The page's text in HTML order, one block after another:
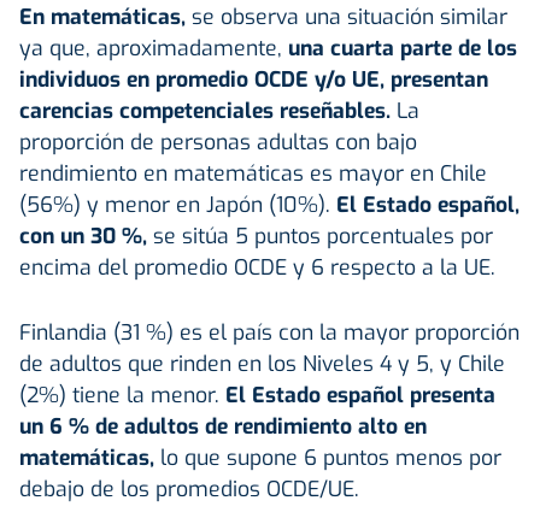
En matemáticas, se observa una situación similar
ya que, aproximadamente, una cuarta parte de los
individuos en promedio OCDE y/o UE, presentan
carencias competenciales reseñables. La
proporción de personas adultas con bajo
rendimiento en matemáticas es mayor en Chile
(56%) y menor en Japón (10%). El Estado español,
con un 30 %, se sitúa 5 puntos porcentuales por
encima del promedio OCDE y 6 respecto a la UE.
Finlandia (31 %) es el país con la mayor proporción
de adultos que rinden en los Niveles 4 y 5, y Chile
(2%) tiene la menor. El Estado español presenta
un 6 % de adultos de rendimiento alto en
matemáticas, lo que supone 6 puntos menos por
debajo de los promedios OCDE/UE.